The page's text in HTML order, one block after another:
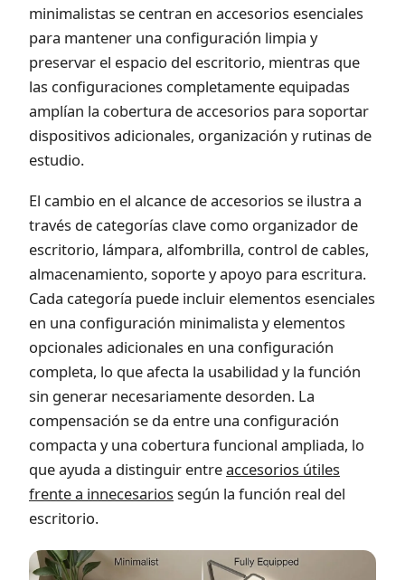
minimalistas se centran en accesorios esenciales
para mantener una configuración limpia y
preservar el espacio del escritorio, mientras que
las configuraciones completamente equipadas
amplían la cobertura de accesorios para soportar
dispositivos adicionales, organización y rutinas de
estudio.
El cambio en el alcance de accesorios se ilustra a
través de categorías clave como organizador de
escritorio, lámpara, alfombrilla, control de cables,
almacenamiento, soporte y apoyo para escritura.
Cada categoría puede incluir elementos esenciales
en una configuración minimalista y elementos
opcionales adicionales en una configuración
completa, lo que afecta la usabilidad y la función
sin generar necesariamente desorden. La
compensación se da entre una configuración
compacta y una cobertura funcional ampliada, lo
que ayuda a distinguir entreaccesorios útiles
frente a innecesariossegún la función real del
escritorio.